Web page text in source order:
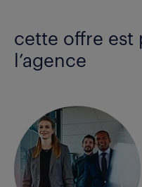
cette offre est
l’agence